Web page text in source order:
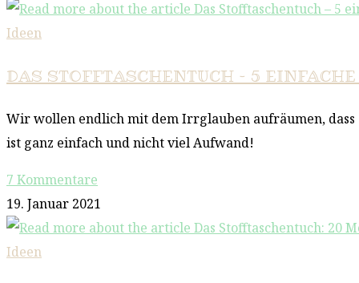
Ideen
DAS STOFFTASCHENTUCH – 5
Wir wollen endlich mit dem Irrglauben aufräumen,
ist ganz einfach und nicht viel Aufwand!
7 Kommentare
19. Januar 2021
Ideen